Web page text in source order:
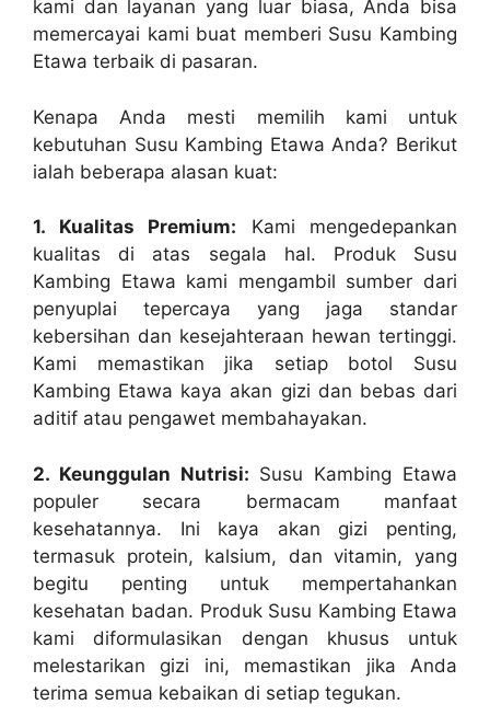
kami dan layanan yang luar biasa, Anda bisa
memercayai kami buat memberi Susu Kambing
Etawa terbaik di pasaran.
Kenapa Anda mesti memilih kami untuk
kebutuhan Susu Kambing Etawa Anda? Berikut
ialah beberapa alasan kuat:
1. Kualitas Premium: Kami mengedepankan
kualitas di atas segala hal. Produk Susu
Kambing Etawa kami mengambil sumber dari
penyuplai tepercaya yang jaga standar
kebersihan dan kesejahteraan hewan tertinggi.
Kami memastikan jika setiap botol Susu
Kambing Etawa kaya akan gizi dan bebas dari
aditif atau pengawet membahayakan.
2. Keunggulan Nutrisi: Susu Kambing Etawa
populer secara bermacam manfaat
kesehatannya. Ini kaya akan gizi penting,
termasuk protein, kalsium, dan vitamin, yang
begitu penting untuk mempertahankan
kesehatan badan. Produk Susu Kambing Etawa
kami diformulasikan dengan khusus untuk
melestarikan gizi ini, memastikan jika Anda
terima semua kebaikan di setiap tegukan.